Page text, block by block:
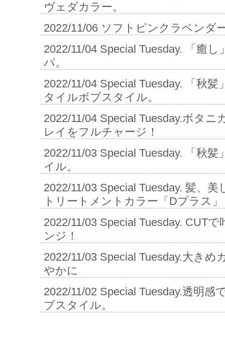
ヴェダカラー。
2022/11/06 ソフトピンクラベンダ
2022/11/04 Special Tuesday. 「癒
パ。
2022/11/04 Special Tuesday. 「秋
タイルボブスタイル。
2022/11/04 Special Tuesday.ボタニ
レイをフルチャージ！
2022/11/03 Special Tuesday. 「秋
イル。
2022/11/03 Special Tuesday. 髪、
トリートメントカラー「Dプラス」
2022/11/03 Special Tuesday. CUT
ンジ！
2022/11/03 Special Tuesday.大きめ
やかに
2022/11/02 Special Tuesday.透明感
ブスタイル。